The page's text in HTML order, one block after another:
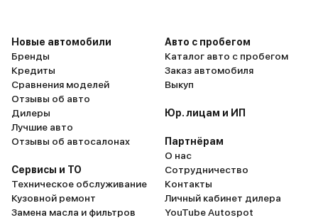
Новые автомобили
Бренды
Кредиты
Сравнения моделей
Отзывы об авто
Дилеры
Лучшие авто
Отзывы об автосалонах
Сервисы и ТО
Техническое обслуживание
Кузовной ремонт
Замена масла и фильтров
Авто с пробегом
Каталог авто с пробегом
Заказ автомобиля
Выкуп
Юр. лицам и ИП
Партнёрам
О нас
Сотрудничество
Контакты
Личный кабинет дилера
YouTube Autospot